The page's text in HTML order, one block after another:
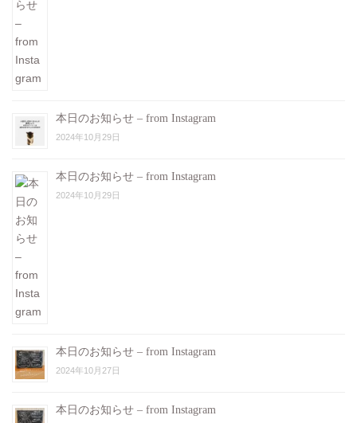
本日のお知らせ – from Instagram
2024年10月29日
本日のお知らせ – from Instagram
2024年10月29日
本日のお知らせ – from Instagram
2024年10月27日
本日のお知らせ – from Instagram